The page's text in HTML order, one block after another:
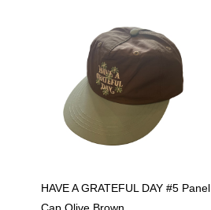
HAVE A GRATEFUL DAY #5 Panel